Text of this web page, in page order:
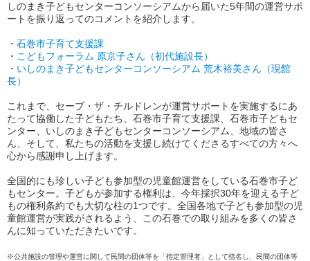
しのまき子どもセンターコンソーシアムから届いた5年間の運営サポ
ートを振り返ってのコメントを紹介します。
・ 石巻市子育て支援課
・ こどもフォーラム 原京子さん（初代施設長）
・ いしのまき子どもセンターコンソーシアム 荒木裕美さん（現館
長）
これまで、セーブ・ザ・チルドレンが運営サポートを実施するにあ
たって協働した子どもたち、石巻市子育て支援課、石巻市子どもセ
ンター、いしのまき子どもセンターコンソーシアム、地域の皆さ
ん、そして、私たちの活動を支援し続けてくださるすべての方々へ
心から感謝申し上げます。
全国的にも珍しい子ども参加型の児童館運営をしている石巻市子ど
もセンター。子どもが参加する権利は、今年採択30年を迎える子ど
もの権利条約でも大切な柱の1つです。全国各地で子ども参加型の児
童館運営が実践がされるよう、この石巻での取り組みを多くの皆さ
んに知っていただきたいです。
※公共施設の管理や運営に関して民間の団体等を「指定管理者」として指名し、民間の団体等